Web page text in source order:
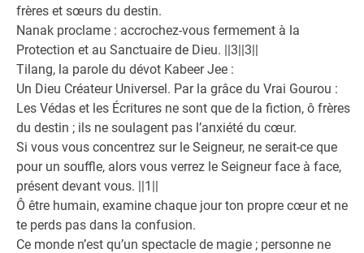
frères et sœurs du destin.
Nanak proclame : accrochez-vous fermement à la
Protection et au Sanctuaire de Dieu. ||3||3||
Tilang, la parole du dévot Kabeer Jee :
Un Dieu Créateur Universel. Par la grâce du Vrai Gourou :
Les Védas et les Écritures ne sont que de la fiction, ô frères
du destin ; ils ne soulagent pas l’anxiété du cœur.
Si vous vous concentrez sur le Seigneur, ne serait-ce que
pour un souffle, alors vous verrez le Seigneur face à face,
présent devant vous. ||1||
Ô être humain, examine chaque jour ton propre cœur et ne
te perds pas dans la confusion.
Ce monde n’est qu’un spectacle de magie ; personne ne